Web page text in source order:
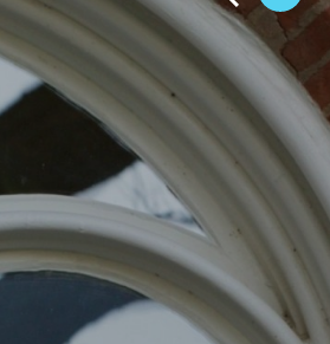
CAMPUS LIFE
Student Life
Residential Life
First-Year Experience
Safety & Wellness
Career Services
Parents & Families
SAFE IC
Disability Resources